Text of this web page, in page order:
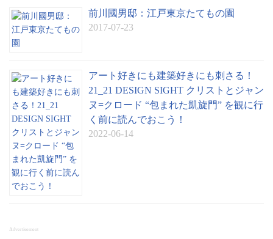
前川國男邸：江戸東京たてもの園
2017-07-23
アート好きにも建築好きにも刺さる！
21_21 DESIGN SIGHT クリストとジャン
ヌ=クロード “包まれた凱旋門” を観に行
く前に読んでおこう！
2022-06-14
Advertisement